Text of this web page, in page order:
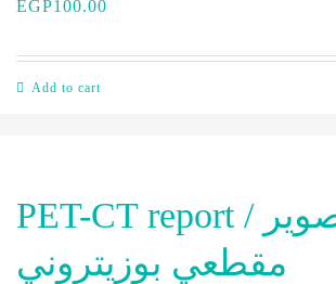
EGP100.00
Add to cart
PET-CT report / تقرير تصوير
مقطعي بوزيتروني